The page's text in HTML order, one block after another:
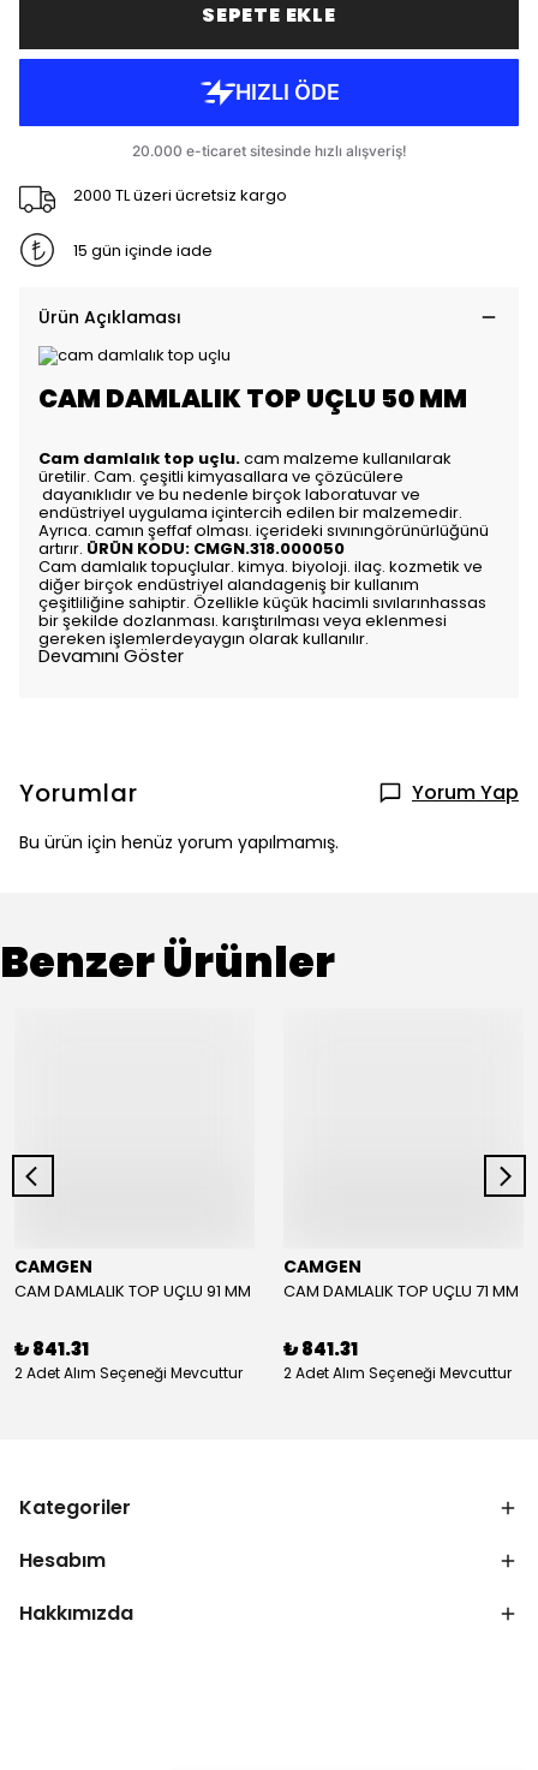
SEPETE EKLE
2000 TL üzeri ücretsiz kargo
15 gün içinde iade
Ürün Açıklaması
CAM DAMLALIK TOP UÇLU 50 MM
Cam damlalık top uçlu.cam malzeme kullanılarak
üretilir. Cam. çeşitli kimyasallara ve çözücülere
dayanıklıdır ve bu nedenle birçok laboratuvar ve
endüstriyel uygulama içintercih edilen bir malzemedir.
Ayrıca. camın şeffaf olması. içerideki sıvınıngörünürlüğünü
artırır. ÜRÜN KODU: CMGN.318.000050
Cam damlalık topuçlular. kimya. biyoloji. ilaç. kozmetik ve
diğer birçok endüstriyel alandageniş bir kullanım
çeşitliliğine sahiptir. Özellikle küçük hacimli sıvılarınhassas
bir şekilde dozlanması. karıştırılması veya eklenmesi
gereken işlemlerdeyaygın olarak kullanılır.
Devamını Göster
Yorumlar Yorum Yap
Bu ürün için henüz yorum yapılmamış.
Benzer Ürünler
CAMGEN
CAM DAMLALIK TOP UÇLU 91 MM
₺ 841.31
2 Adet Alım Seçeneği Mevcuttur
CAMGEN
CAM DAMLALIK TOP UÇLU 71 MM
₺ 841.31
2 Adet Alım Seçeneği Mevcuttur
Kategoriler
Hesabım
Hakkımızda